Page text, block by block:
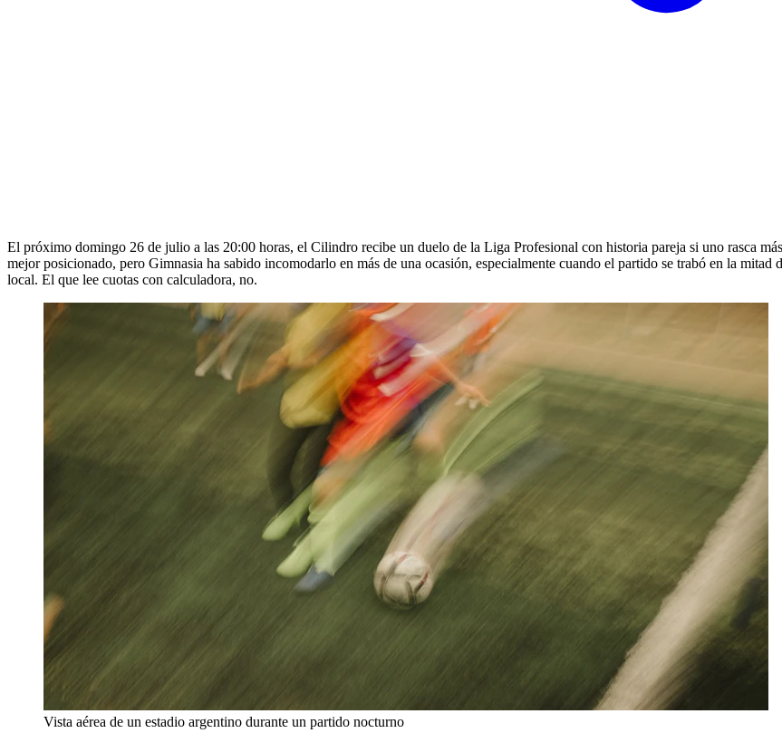
El próximo domingo 26 de julio a las 20:00 horas, el Cilindro recibe un duelo de la Liga Profesional con historia pareja si uno rasca
mejor posicionado, pero Gimnasia ha sabido incomodarlo en más de una ocasión, especialmente cuando el partido se trabó en la
local. El que lee cuotas con calculadora, no.
Vista aérea de un estadio argentino durante un partido nocturno